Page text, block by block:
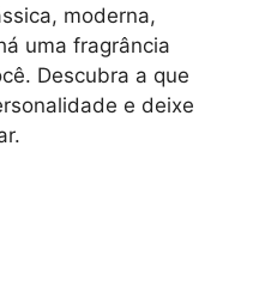
moderna,
uma fragrância
Descubra a que
e deixe